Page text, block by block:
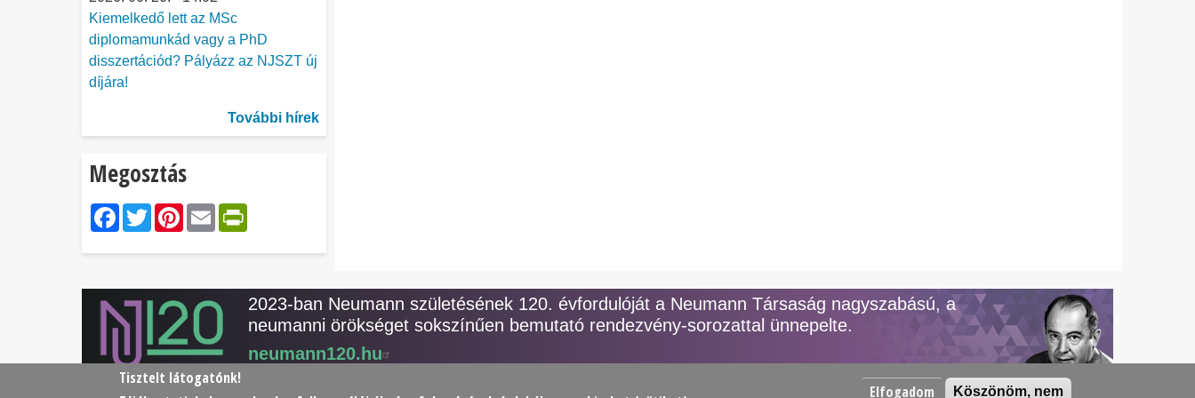
Kiemelkedő lett az MSc
diplomamunkád vagy a PhD
disszertációd? Pályázz az NJSZT új
díjára!
További hírek
Megosztás
Facebook
Twitter
Pinterest
Email
2023-ban Neumann születésének 120. évfordulóját a Neumann Társaság nagyszabású, a
neumanni örökséget sokszínűen bemutató rendezvény-sorozattal ünnepelte.
neumann120.hu
Tisztelt látogatónk!
Elfogadom Köszönöm, nem